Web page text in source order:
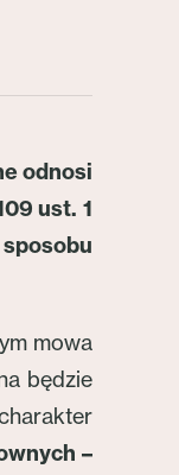
odnosi
ust. 1
mowa
będzie
–